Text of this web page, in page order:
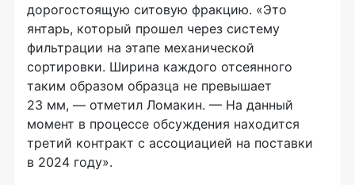
дорогостоящую ситовую фракцию. «Это
янтарь, который прошел через систему
фильтрации на этапе механической
сортировки. Ширина каждого отсеянного
таким образом образца не превышает
23 мм, — отметил Ломакин. — На данный
момент в процессе обсуждения находится
третий контракт с ассоциацией на поставки
в 2024 году».